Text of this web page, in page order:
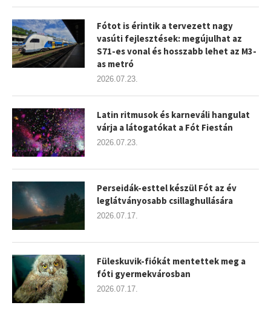
Fótot is érintik a tervezett nagy
vasúti fejlesztések: megújulhat az
S71-es vonal és hosszabb lehet az M3-
as metró
2026.07.23.
Latin ritmusok és karneváli hangulat
várja a látogatókat a Fót Fiestán
2026.07.23.
Perseidák-esttel készül Fót az év
leglátványosabb csillaghullására
2026.07.17.
Füleskuvik-fiókát mentettek meg a
fóti gyermekvárosban
2026.07.17.